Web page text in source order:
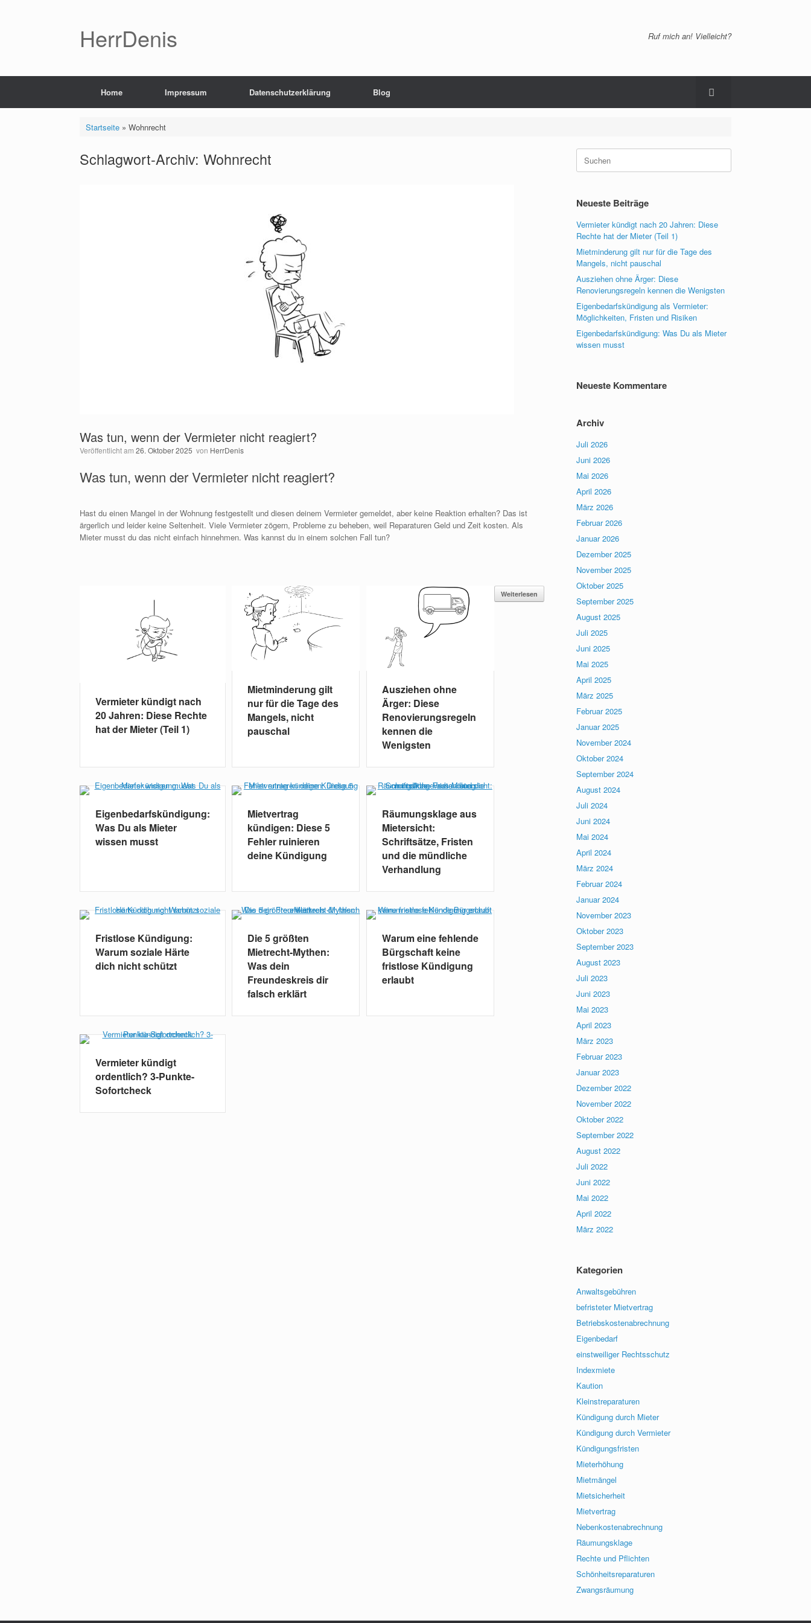
HerrDenis Ruf mich an! Vielleicht?
Home Impressum Datenschutzerklärung Blog
Startseite» Wohnrecht
Schlagwort-Archiv: Wohnrecht
Was tun, wenn der Vermieter nicht reagiert?
Veröffentlicht am 26. Oktober 2025 von HerrDenis
Was tun, wenn der Vermieter nicht reagiert?
Hast du einen Mangel in der Wohnung festgestellt und diesen deinem Vermieter gemeldet, aber keine Reaktion erhalten? Das ist
ärgerlich und leider keine Seltenheit. Viele Vermieter zögern, Probleme zu beheben, weil Reparaturen Geld und Zeit kosten. Als
Mieter musst du das nicht einfach hinnehmen. Was kannst du in einem solchen Fall tun?
Weiterlesen
Vermieter kündigt nach
20 Jahren: Diese Rechte
hat der Mieter (Teil 1)
Mietminderung gilt
nur für die Tage des
Mangels, nicht
pauschal
Ausziehen ohne
Ärger: Diese
Renovierungsregeln
kennen die
Wenigsten
Eigenbedarfskündigung:
Was Du als Mieter
wissen musst
Mietvertrag
kündigen: Diese 5
Fehler ruinieren
deine Kündigung
Räumungsklage aus
Mietersicht:
Schriftsätze, Fristen
und die mündliche
Verhandlung
Fristlose Kündigung:
Warum soziale Härte
dich nicht schützt
Die 5 größten
Mietrecht-Mythen:
Was dein
Freundeskreis dir
falsch erklärt
Warum eine fehlende
Bürgschaft keine
fristlose Kündigung
erlaubt
Vermieter kündigt
ordentlich? 3-Punkte-
Sofortcheck
Suchen
nach:
Neueste Beiträge
Vermieter kündigt nach 20 Jahren: Diese
Rechte hat der Mieter (Teil 1)
Mietminderung gilt nur für die Tage des
Mangels, nicht pauschal
Ausziehen ohne Ärger: Diese
Renovierungsregeln kennen die Wenigsten
Eigenbedarfskündigung als Vermieter:
Möglichkeiten, Fristen und Risiken
Eigenbedarfskündigung: Was Du als Mieter
wissen musst
Neueste Kommentare
Archiv
Juli 2026
Juni 2026
Mai 2026
April 2026
März 2026
Februar 2026
Januar 2026
Dezember 2025
November 2025
Oktober 2025
September 2025
August 2025
Juli 2025
Juni 2025
Mai 2025
April 2025
März 2025
Februar 2025
Januar 2025
November 2024
Oktober 2024
September 2024
August 2024
Juli 2024
Juni 2024
Mai 2024
April 2024
März 2024
Februar 2024
Januar 2024
November 2023
Oktober 2023
September 2023
August 2023
Juli 2023
Juni 2023
Mai 2023
April 2023
März 2023
Februar 2023
Januar 2023
Dezember 2022
November 2022
Oktober 2022
September 2022
August 2022
Juli 2022
Juni 2022
Mai 2022
April 2022
März 2022
Kategorien
Anwaltsgebühren
befristeter Mietvertrag
Betriebskostenabrechnung
Eigenbedarf
einstweiliger Rechtsschutz
Indexmiete
Kaution
Kleinstreparaturen
Kündigung durch Mieter
Kündigung durch Vermieter
Kündigungsfristen
Mieterhöhung
Mietmängel
Mietsicherheit
Mietvertrag
Nebenkostenabrechnung
Räumungsklage
Rechte und Pflichten
Schönheitsreparaturen
Zwangsräumung